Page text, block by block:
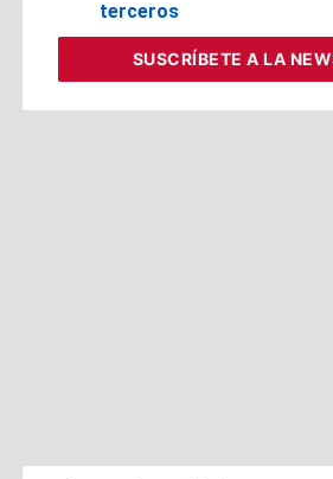
terceros
SUSCRÍBETEA LA